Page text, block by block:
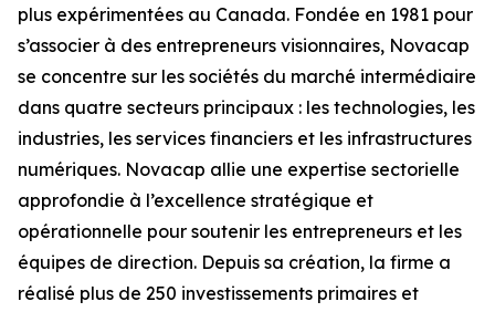
plus expérimentées au Canada. Fondée en 1981 pour
s’associer à des entrepreneurs visionnaires, Novacap
se concentre sur les sociétés du marché intermédiaire
dans quatre secteurs principaux : les technologies, les
industries, les services financiers et les infrastructures
numériques. Novacap allie une expertise sectorielle
approfondie à l’excellence stratégique et
opérationnelle pour soutenir les entrepreneurs et les
équipes de direction. Depuis sa création, la firme a
réalisé plus de 250 investissements primaires et